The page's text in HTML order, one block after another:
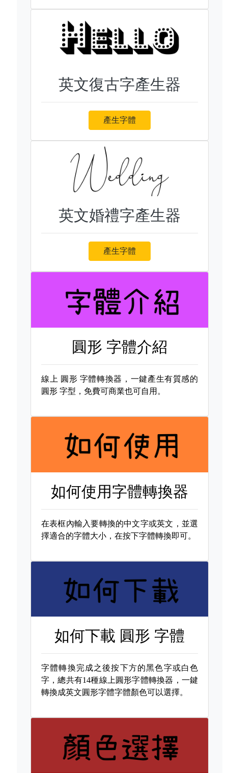
英文復古字產生器
產生字體
英文婚禮字產生器
產生字體
圓形 字體介紹
線上 圓形 字體轉換器，一鍵產生有質感的
圓形 字型，免費可商業也可自用。
如何使用字體轉換器
在表框內輸入要轉換的中文字或英文，並選
擇適合的字體大小，在按下字體轉換即可。
如何下載 圓形 字體
字體轉換完成之後按下方的黑色字或白色
字，總共有14種線上圓形字體轉換器，一鍵
轉換成英文圓形字體字體顏色可以選擇。